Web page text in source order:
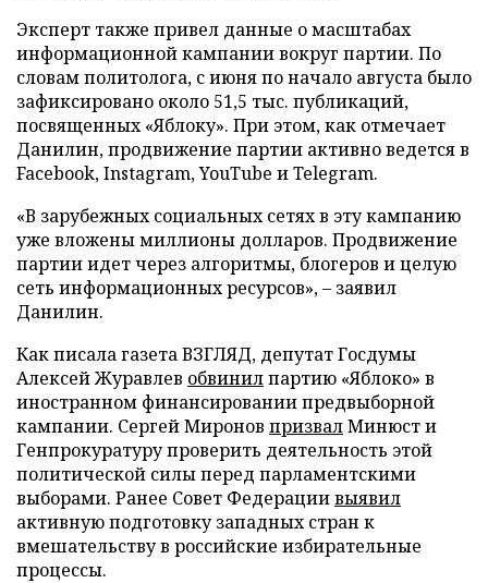
Эксперт также привел данные о масштабах
информационной кампании вокруг партии. По
словам политолога, с июня по начало августа было
зафиксировано около 51,5 тыс. публикаций,
посвященных «Яблоку». При этом, как отмечает
Данилин, продвижение партии активно ведется в
Facebook, Instagram, YouTube и Telegram.
«В зарубежных социальных сетях в эту кампанию
уже вложены миллионы долларов. Продвижение
партии идет через алгоритмы, блогеров и целую
сеть информационных ресурсов», – заявил
Данилин.
Как писала газета ВЗГЛЯД, депутат Госдумы
Алексей Журавлев обвинилпартию «Яблоко» в
иностранном финансировании предвыборной
кампании. Сергей Миронов призвалМинюст и
Генпрокуратуру проверить деятельность этой
политической силы перед парламентскими
выборами. Ранее Совет Федерациивыявил
активную подготовку западных стран к
вмешательству в российские избирательные
процессы.